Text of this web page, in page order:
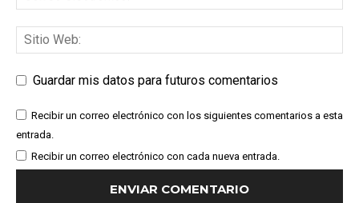
Guardar mis datos para futuros comentarios
Recibir un correo electrónico con los siguientes comentarios a esta
entrada.
Recibir un correo electrónico con cada nueva entrada.